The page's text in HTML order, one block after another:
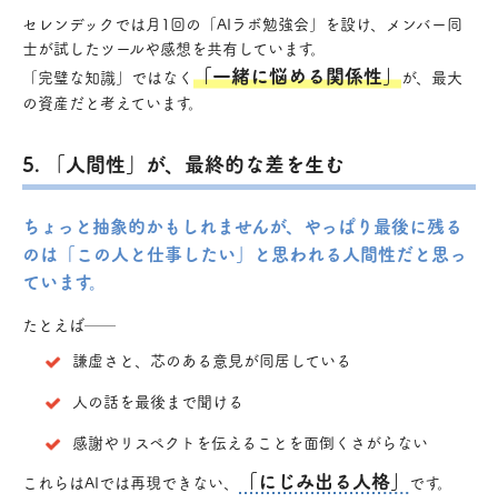
セレンデックでは月1回の「AIラボ勉強会」を設け、メンバー同
士が試したツールや感想を共有しています。
「完璧な知識」ではなく 「一緒に悩める関係性」が、最大
の資産だと考えています。
5. 「人間性」が、最終的な差を生む
ちょっと抽象的かもしれませんが、やっぱり最後に残る
のは「この人と仕事したい」と思われる人間性だと思っ
ています。
たとえば──
謙虚さと、芯のある意見が同居している
人の話を最後まで聞ける
感謝やリスペクトを伝えることを面倒くさがらない
これらはAIでは再現できない、
「にじみ出る人格」
です。